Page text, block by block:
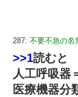
287: 不要不急の名
>>1読むと
人工呼吸器
医療機器分